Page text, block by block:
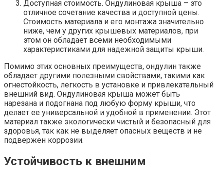
Доступная стоимость. Ондулиновая крыша – это
отличное сочетание качества и доступной цены.
Стоимость материала и его монтажа значительно
ниже, чем у других крышевых материалов, при
этом он обладает всеми необходимыми
характеристиками для надежной защиты крыши.
Помимо этих основных преимуществ, ондулин также
обладает другими полезными свойствами, такими как
огнестойкость, легкость в установке и привлекательный
внешний вид. Ондулиновая крыша может быть
нарезана и подогнана под любую форму крыши, что
делает ее универсальной и удобной в применении. Этот
материал также экологически чистый и безопасный для
здоровья, так как не выделяет опасных веществ и не
подвержен коррозии.
Устойчивость к внешним